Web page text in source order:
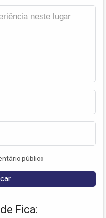
público
Fica: